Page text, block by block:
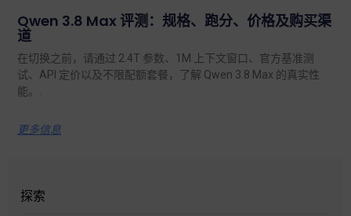
Qwen 3.8 Max 评测：规格、跑分、价格及购买渠
道
在切换之前，请通过 2.4T 参数、1M 上下文窗口、官方基准测
试、API 定价以及不限配额套餐，了解 Qwen 3.8 Max 的真实性
能。.
更多信息
探索